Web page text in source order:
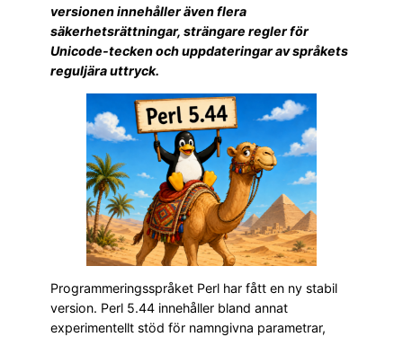
versionen innehåller även flera
säkerhetsrättningar, strängare regler för
Unicode-tecken och uppdateringar av språkets
reguljära uttryck.
Programmeringsspråket Perl har fått en ny stabil
version. Perl 5.44 innehåller bland annat
experimentellt stöd för namngivna parametrar,